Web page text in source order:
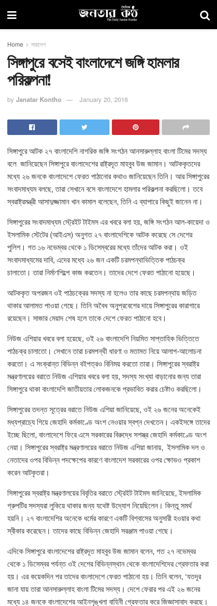
Home সারাদেশ
সিঙ্গাপুরে বসেই বাংলাদেশে জঙ্গি হামলার
পরিকল্পনা!
by Janatar Kontho January 20, 2016
সিঙ্গাপুরে আটক ২৭ বাংলাদেশি নাগরিক জঙ্গি সংগঠন আনসারুল্লাহ বাংলা টিমের সদস্য
বলে জানিয়েছেন সিঙ্গাপুরে বাংলাদেশের রাষ্ট্রদূত মাহবুব উজ জামান। আটককৃতদের
মধ্যে ২৬ জনকে বাংলাদেশে ফেরত পাঠানোর কথাও জানিয়েছেন তিনি। আর সিঙ্গাপুরের
সংবাদমাধ্যম বলছে, তারা সেখানে বসে বাংলাদেশে হামলার পরিকল্পনা করছিলো। তবে
স্বরাষ্ট্রমন্ত্রী আসাদুজ্জামান খান কামাল বলেছেন, তিনি এ ব্যাপারে কিছুই জানেন না।
সিঙ্গাপুরের সংবাদমাধ্যম স্ট্রেইট টাইমস এর খবরে বলা হয়, জঙ্গি সংগঠন আল-কায়েদা ও
ইসলামিক স্টেটের (আইএস) অনুগত ২৭ বাংলাদেশিকে আটক করেছে সে দেশের
পুলিশ। গত ১৬ নভেম্বর থেকে ১ ডিসেম্বরের মধ্যে তাঁদের আটক করা। ওই
সংবাদমাধ্যমের দাবি, এদের মধ্যে ২৬ জন একটি চরমপন্থাভিত্তিক পাঠচক্র
চালাতো। তারা নির্মাণশিল্পে কাজ করতেন। তাদের দেশে ফেরত পাঠানো হয়েছে।
আটককৃত অপরজন ওই পাঠচক্রের সদস্য না হলেও তার কাছে চরমপন্থায় জড়িত
থাকার আলামত পাওয়া গেছে। তিনি অবৈধ অনুপ্রবেশের দায়ে সিঙ্গাপুরের কারাগারে
রয়েছেন। সাজার মেয়াদ শেষ হলে তাকে দেশে ফেরত পাঠানো হবে।
নিউজ এশিয়ার খবরে বলা হয়েছে, ওই ২৬ বাংলাদেশি নিয়মিত সাপ্তাহিক ভিত্তিতে
পাঠচক্র চালাতো। সেখানে তারা চরমপন্থী ধারণা ও মতামত নিয়ে আলাপ-আলোচনা
করতো। এ সংক্রান্ত বিভিন্ন বইপত্রও বিনিময় করতো তারা। সিঙ্গাপুরের স্বরাষ্ট্র
মন্ত্রণালয়ের বরাতে নিউজ এশিয়ার খবরে বলা হয়, সদস্য সংখ্যা বাড়ানোর জন্য তারা
সিঙ্গাপুরে থাকা বাংলাদেশি জাতীয়তার লোকজনকে প্রভাবিত করার চেষ্টাও করছিলো।
সিঙ্গাপুরের তদন্ত সূত্রের বরাতে নিউজ এশিয়া জানিয়েছে, ওই ২৬ জনের অনেকেই
মধ্যপ্রাচ্যে গিয়ে জেহাদি কর্মকাণ্ডে অংশ নেওয়ার স্বপ্ন দেখতেন। একইসঙ্গে তাদের
ইচ্ছে ছিলো, বাংলাদেশে ফিরে এসে সরকারের বিরুদ্ধে সশস্ত্র জেহাদি কর্মকাণ্ডে অংশ
নেয়া। সিঙ্গাপুরের স্বরাষ্ট্র মন্ত্রণালয়ের বরাতে নিউজ এশিয়া জানায়, ইসলামিক দল ও
নেতাদের ওপর বিভিন্ন পদক্ষেপের কারণে বাংলাদেশ সরকারের ওপর ক্ষোভও প্রকাশ
করেন আটকৃতরা।
সিঙ্গাপুরের স্বরাষ্ট্র মন্ত্রণালয়ের বিবৃতির বরাতে স্ট্রেইট টাইমস জানিয়েছে, ইসলামিক
গ্রুপটির সদস্যরা লুকিয়ে থাকার জন্য যথেষ্ট উদ্যোগ নিয়েছিলেন। কিন্তু সমর্থ
হয়নি। ২৭ বাংলাদেশির অনেকে ধর্মের কারণে একটি বিশ্বাসের অনুসারী হওয়ার কথা
স্বীকার করেছেন। তাদের কাছে বিভিন্ন জেহাদি সরঞ্জাম পাওয়া গেছে।
এদিকে সিঙ্গাপুরে বাংলাদেশের রাষ্ট্রদূত মাহবুব উজ জামান বলেন, গত ২৭ নভেম্বর
থেকে ১ ডিসেম্বর পর্যন্ত ওই দেশের বিভিন্নস্থান থেকে বাংলাদেশিদের গ্রেফতার করা
হয়। এর কয়েকদিন পর তাদের বাংলাদেশে ফেরত পাঠানো হয়। তিনি বলেন, ‘যতদূর
জানা যায় তারা আনসারুল্লাহ বাংলা টিমের সদস্য। দেশে ফেরার পর এই ২৬ জনের
মধ্যে ১৪ জনকে বাংলাদেশের আইনশৃঙ্খলা বাহিনী গ্রেফতার করে জিজ্ঞাসাবাদ করছে।